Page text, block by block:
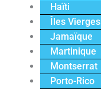
Haïti
Îles Vierges
Jamaïque
Martinique
Montserrat
Porto-Rico